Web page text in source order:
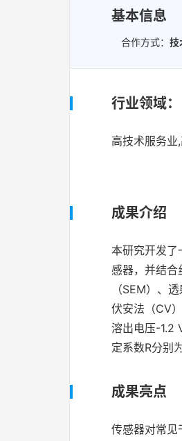
基本信息
合作方式： 技
行业领域：
高技术服务业
成果介绍
本研究开发了
感器，并结合
（SEM）、
伏安法（CV
溶出电压-1.2
定系数R分别
成果亮点
传感器对常见